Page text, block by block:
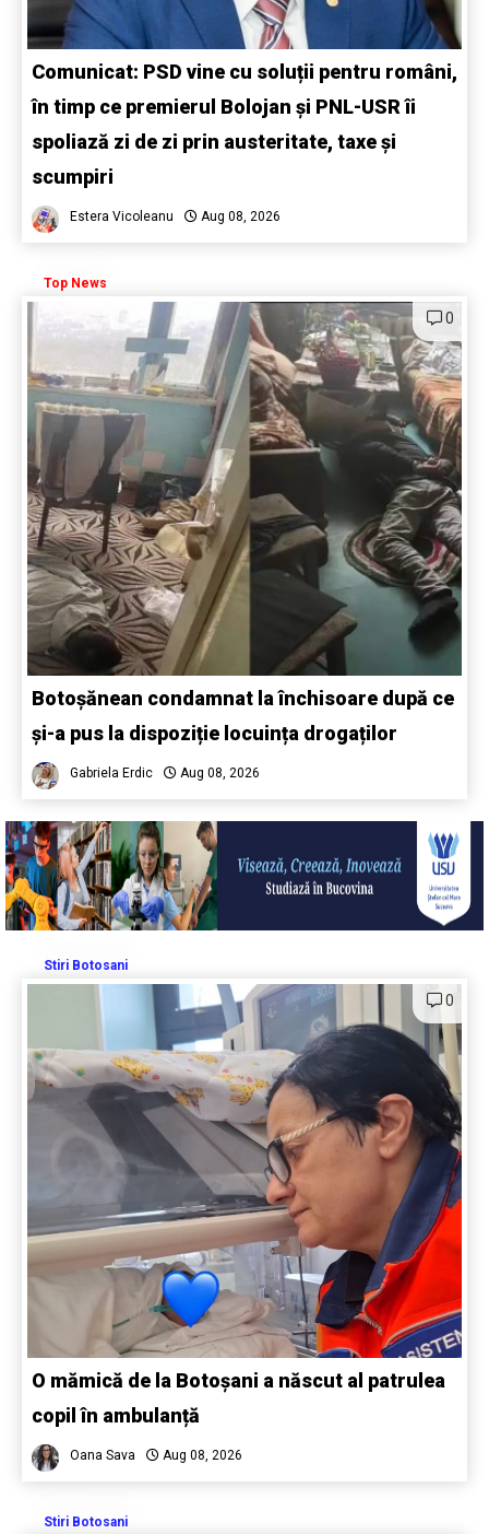
Comunicat: PSD vine cu soluții pentru români,
în timp ce premierul Bolojan și PNL-USR îi
spoliază zi de zi prin austeritate, taxe și
scumpiri
Estera Vicoleanu Aug 08, 2026
Top News
0
Botoșănean condamnat la închisoare după ce
și-a pus la dispoziție locuința drogaților
Gabriela Erdic Aug 08, 2026
Stiri Botosani
0
O mămică de la Botoșani a născut al patrulea
copil în ambulanță
Oana Sava Aug 08, 2026
Stiri Botosani